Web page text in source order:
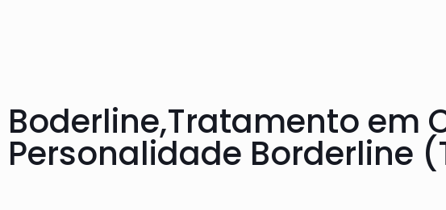
Boderline,Tratamento em
Personalidade Borderline